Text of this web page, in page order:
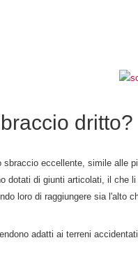
dritto?
eccellente, simile
dotati di giunti articolati, il
loro di raggiungere sia l'alto
adatti ai terreni